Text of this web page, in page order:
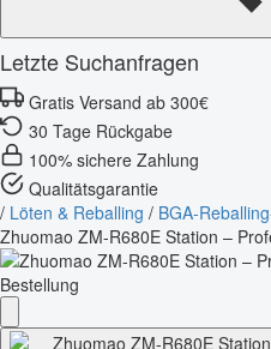
Letzte Suchanfragen
Gratis Versand ab 300€
30 Tage Rückgabe
100% sichere Zahlung
Qualitätsgarantie
/ Löten & Reballing / BGA-
Zhuomao ZM-R680E Station –